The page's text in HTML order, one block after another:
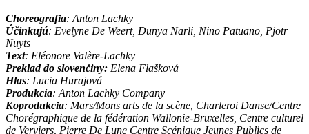
Choreografia: Anton Lachky
Účinkujú: Evelyne De Weert, Dunya Narli, Nino Patuano, Pjotr
Nuyts
Text: Eléonore Valère-Lachky
Preklad do slovenčiny: Elena Flašková
Hlas: Lucia Hurajová
Produkcia: Anton Lachky Company
Koprodukcia: Mars/Mons arts de la scène, Charleroi Danse/Centre
Chorégraphique de la fédération Wallonie-Bruxelles, Centre culturel
de Verviers, Pierre De Lune Centre Scénique Jeunes Publics de